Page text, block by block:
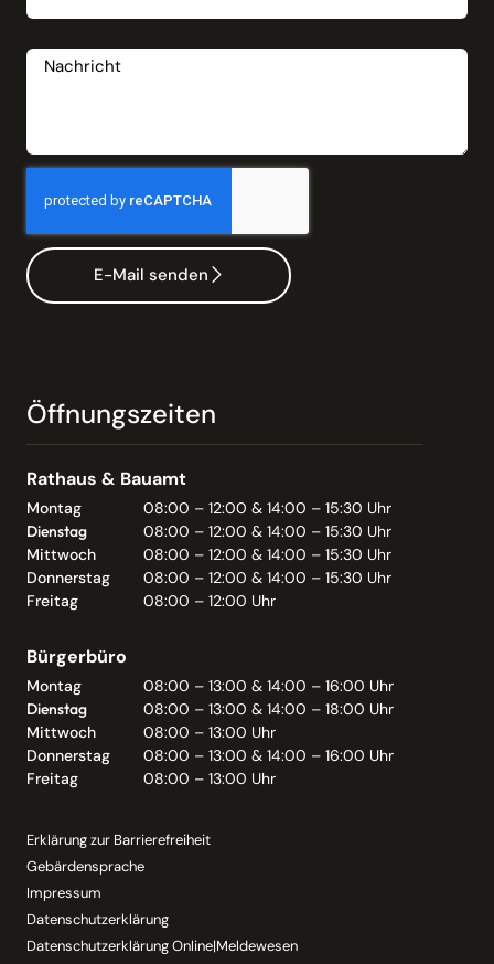
E-Mail senden
Öffnungszeiten
Rathaus & Bauamt
Montag
08:00 – 12:00 & 14:00 – 15:30 Uhr
Dienstag
08:00 – 12:00 & 14:00 – 15:30 Uhr
Mittwoch
08:00 – 12:00 & 14:00 – 15:30 Uhr
Donnerstag
08:00 – 12:00 & 14:00 – 15:30 Uhr
Freitag
08:00 – 12:00 Uhr
Bürgerbüro
Montag
08:00 – 13:00 & 14:00 – 16:00 Uhr
Dienstag
08:00 – 13:00 & 14:00 – 18:00 Uhr
Mittwoch
08:00 – 13:00 Uhr
Donnerstag
08:00 – 13:00 & 14:00 – 16:00 Uhr
Freitag
08:00 – 13:00 Uhr
Erklärung zur Barrierefreiheit
Gebärdensprache
Impressum
Datenschutzerklärung
Datenschutzerklärung Online|Meldewesen